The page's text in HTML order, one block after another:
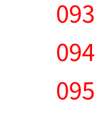
093
094
095